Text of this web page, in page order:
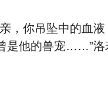
你吊坠中的血液
是他的兽宠……”洛